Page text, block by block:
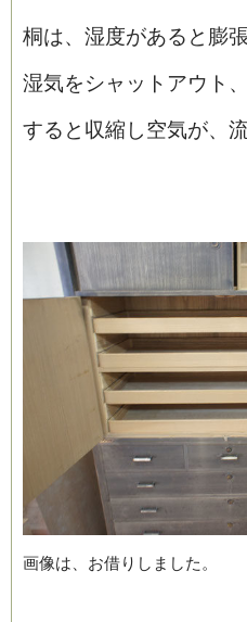
桐は、湿度があると膨
湿気をシャットアウト
すると収縮し空気が、
画像は、お借りしました。